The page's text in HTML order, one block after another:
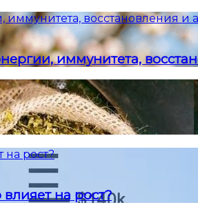
восстановления
иммунитета,
на рост?
на рост?